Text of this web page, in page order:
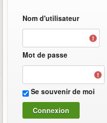
Nom d'utilisateur
Mot de passe
Se souvenir de moi